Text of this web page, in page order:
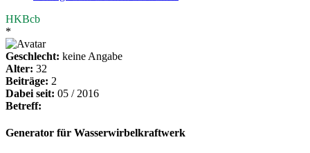
HKBcb
*
Geschlecht: keine Angabe
Alter: 32
Beiträge: 2
Dabei seit: 05 / 2016
Betreff:
Generator für Wasserwirbelkraftwerk